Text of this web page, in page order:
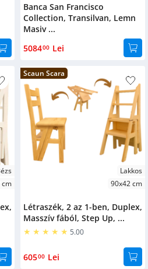
Banca San Francisco
Collection, Transilvan, Lemn
Masiv ...
508400 Lei
cm
Scaun Scara
Lakkos
90x42 cm
Létraszék, 2 az 1-ben, Duplex,
Masszív fából, Step Up, ...
5.00
60500 Lei